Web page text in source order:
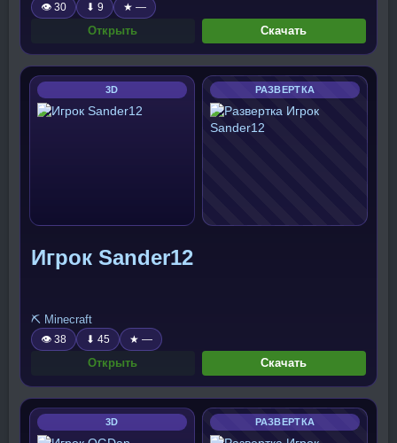
👁 30 ⬇ 9 ★ —
Открыть Скачать
3D РАЗВЕРТКА
Игрок Sander12
⛏️ Minecraft
👁 38 ⬇ 45 ★ —
Открыть Скачать
3D РАЗВЕРТКА